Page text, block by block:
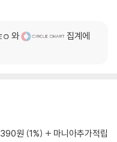
와
집계에
390원 (1%) 마니아추가적립